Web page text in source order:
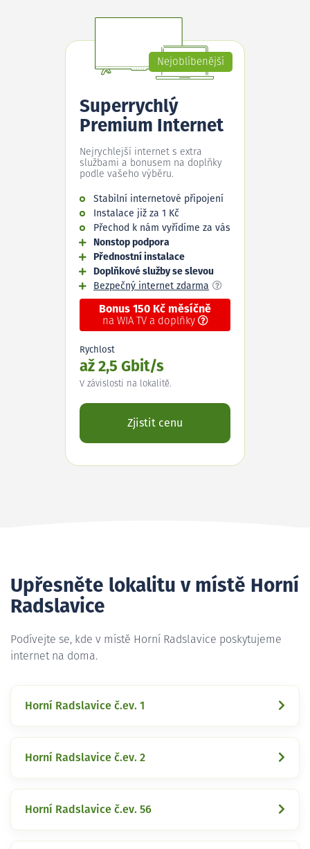
Nejoblíbenější
Superrychlý
Premium Internet
Nejrychlejší internet s extra
službami a bonusem na doplňky
podle vašeho výběru.
Stabilní internetové připojení
Instalace již za 1 Kč
Přechod k nám vyřídíme za vás
Nonstop podpora
Přednostní instalace
Doplňkové služby se slevou
Bezpečný internet zdarma
Bonus 150 Kč měsíčně
na WIA TV a doplňky
Rychlost
až 2,5 Gbit/s
V závislosti na lokalitě.
Zjistit cenu
Upřesněte lokalitu v místě Horní
Radslavice
Podívejte se, kde v místě Horní Radslavice poskytujeme
internet na doma.
Horní Radslavice č.ev. 1
Horní Radslavice č.ev. 2
Horní Radslavice č.ev. 56